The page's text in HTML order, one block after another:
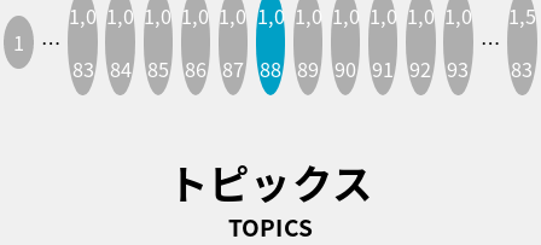
1 …
1,0
83
1,0
84
1,0
85
1,0
86
1,0
87
1,0
88
1,0
89
1,0
90
1,0
91
1,0
92
1,0
93
…
1,5
83
トピックス
TOPICS